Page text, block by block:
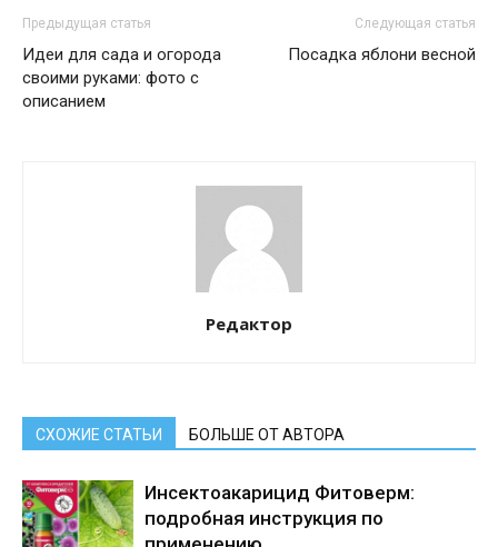
Предыдущая статья
Идеи для сада и огорода
своими руками: фото с
описанием
Следующая статья
Посадка яблони весной
Редактор
СХОЖИЕ СТАТЬИ БОЛЬШЕ ОТ АВТОРА
Инсектоакарицид Фитоверм:
подробная инструкция по